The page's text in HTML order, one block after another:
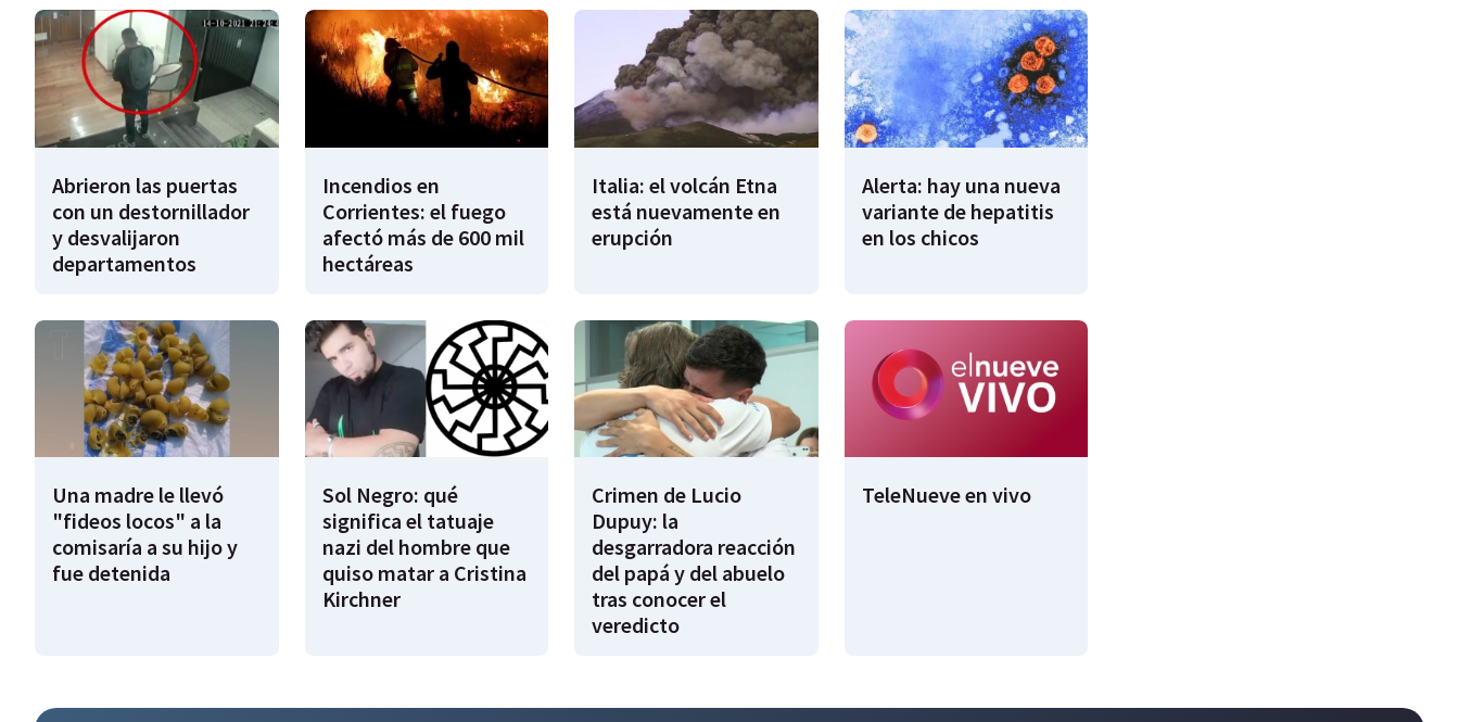
Abrieron las puertas
con un destornillador
y desvalijaron
departamentos
Incendios en
Corrientes: el fuego
afectó más de 600 mil
hectáreas
Italia: el volcán Etna
está nuevamente en
erupción
Alerta: hay una nueva
variante de hepatitis
en los chicos
Una madre le llevó
"fideos locos" a la
comisaría a su hijo y
fue detenida
Sol Negro: qué
significa el tatuaje
nazi del hombre que
quiso matar a Cristina
Kirchner
Crimen de Lucio
Dupuy: la
desgarradora reacción
del papá y del abuelo
tras conocer el
veredicto
TeleNueve en vivo